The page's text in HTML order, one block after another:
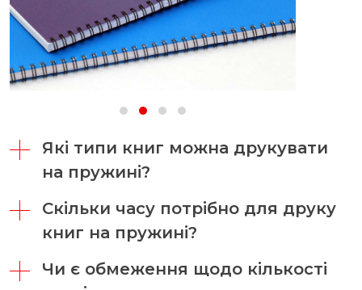
Які типи книг можна друкувати
на пружині?
Скільки часу потрібно для друку
книг на пружині?
Чи є обмеження щодо кількості